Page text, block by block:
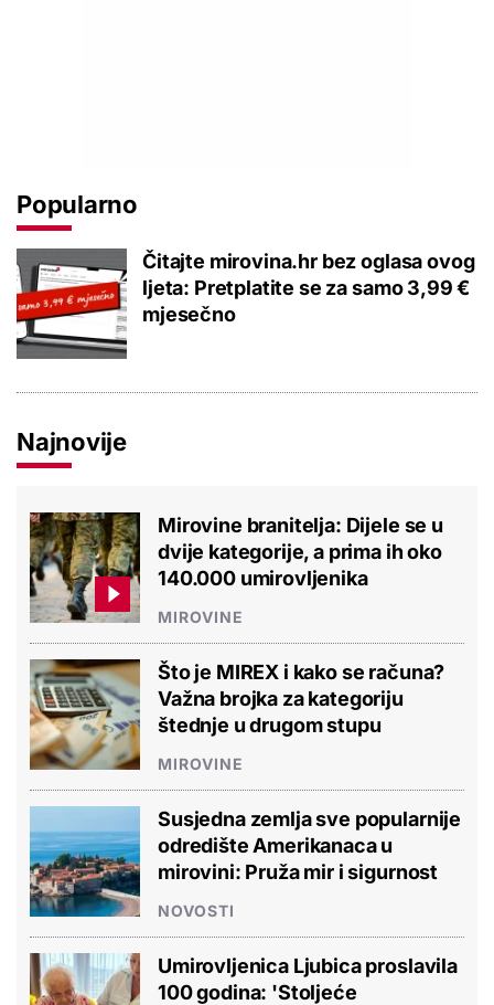
Popularno
Čitajte mirovina.hr bez oglasa ovog
ljeta: Pretplatite se za samo 3,99 €
mjesečno
Najnovije
Mirovine branitelja: Dijele se u
dvije kategorije, a prima ih oko
140.000 umirovljenika
MIROVINE
Što je MIREX i kako se računa?
Važna brojka za kategoriju
štednje u drugom stupu
MIROVINE
Susjedna zemlja sve popularnije
odredište Amerikanaca u
mirovini: Pruža mir i sigurnost
NOVOSTI
Umirovljenica Ljubica proslavila
100 godina: 'Stoljeće